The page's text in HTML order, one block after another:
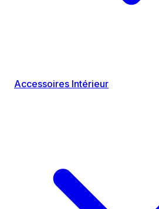
Accessoires Intérieur